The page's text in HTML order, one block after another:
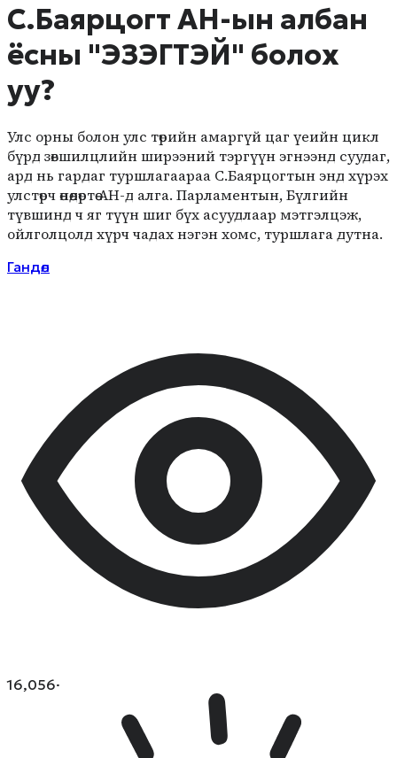
С.Баярцогт АН-ын албан
ёсны "ЭЗЭГТЭЙ" болох
уу?
Улс орны болон улс төрийн амаргүй цаг үеийн цикл
бүрд зөвшилцлийн ширээний тэргүүн эгнээнд суудаг,
ард нь гардаг туршлагаараа С.Баярцогтын энд хүрэх
улстөрч өнөөдөртөө АН-д алга. Парламентын, Бүлгийн
түвшинд ч яг түүн шиг бүх асуудлаар мэтгэлцэж,
ойлголцолд хүрч чадах нэгэн хомс, туршлага дутна.
Гандөл
16,056·